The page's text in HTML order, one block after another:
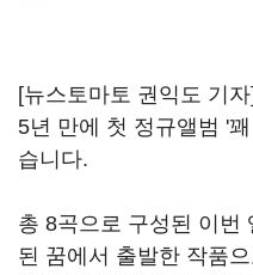
[뉴스토마토 권익도 기
5년 만에 첫 정규앨범 '
습니다.
총 8곡으로 구성된 이번
된 꿈에서 출발한 작품